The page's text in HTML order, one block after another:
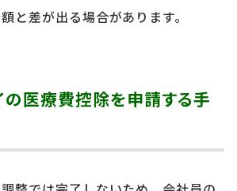
と差が出る場合があります。
の医療費控除を申請する手